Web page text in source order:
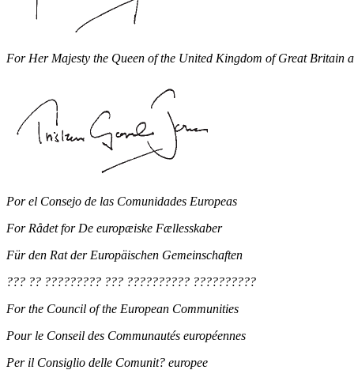
For Her Majesty the Queen of the United Kingdom of Great Britain
Por el Consejo de las Comunidades Europeas
For Rådet for De europæiske Fællesskaber
Für den Rat der Europäischen Gemeinschaften
??? ?? ????????? ??? ?????????? ??????????
For the Council of the European Communities
Pour le Conseil des Communautés européennes
Per il Consiglio delle Comunit? europee